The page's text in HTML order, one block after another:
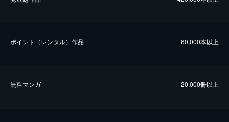
ポイント（レンタル）作品 60,000本以上
無料マンガ 20,000冊以上